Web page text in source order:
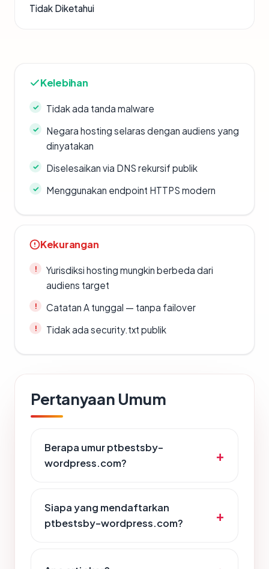
Tidak Diketahui
Kelebihan
Tidak ada tanda malware
Negara hosting selaras dengan audiens yang
dinyatakan
Diselesaikan via DNS rekursif publik
Menggunakan endpoint HTTPS modern
Kekurangan
Yurisdiksi hosting mungkin berbeda dari
audiens target
Catatan A tunggal — tanpa failover
Tidak ada security.txt publik
Pertanyaan Umum
Berapa umur ptbestsby-
wordpress.com?
Siapa yang mendaftarkan
ptbestsby-wordpress.com?